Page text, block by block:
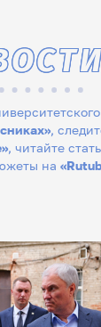
,
, читайте
на